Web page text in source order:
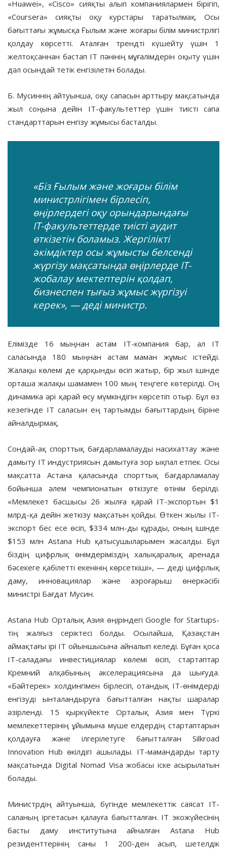
«Huawei», «Cisco» сияқты алып компаниялармен бірігіп,
«Coursera» сияқты оқу курстары таратылмақ. Осы
бағыттағы жұмысқа Ғылым және жоғары білім министрлігі
қолдау көрсетті. Аталған трендті күшейту үшін 1
желтоқсаннан бастап ІТ пәнінің мұғалімдерін оқыту үшін
дәл осындай тетік енгізілетін болады.
Б. Мусиннің айтуынша, оқу сапасын арттыру мақсатында
жыл соңына дейін ІТ-факультеттер үшін тиісті сапа
стандарттарын енгізу жұмысы басталды.
«Біз Ғылым және жоғары білім
министрлігімен бірлесіп,
өңірлердегі оқу орындарындағы
IT-факультеттерде тиісті аудит
өткізетін боламыз. Жергілікті
әкімдіктер осы жұмысты белсенді
жүргізу мақсатында өңірлерде IT-
жобалау мектептерін қолдап,
бизнеспен тығыз жұмыс жүргізуі
керек», — деді министр.
Елімізде 16 мыңнан астам ІТ-компания бар, ал ІТ
саласында 180 мыңнан астам маман жұмыс істейді.
Жалақы көлемі де қарқынды өсіп жатыр, бір жыл ішінде
орташа жалақы шамамен 100 мың теңгеге көтерілді. Оң
динамика әрі қарай өсу мүмкіндігін көрсетіп отыр. Бұл өз
кезегінде ІТ саласын ең тартымды бағыттардың біріне
айналдырмақ.
Сондай-ақ спорттық бағдарламалауды насихаттау және
дамыту IT индустриясын дамытуға зор ықпал етпек. Осы
мақсатта Астана қаласында спорттық бағдарламалау
бойынша әлем чемпионатын өткізуге өтінім берілді.
«Мемлекет басшысы 26 жылға қарай IT-экспортын $1
млрд-қа дейін жеткізу мақсатын қойды. Өткен жылы IT-
экспорт бес есе өсіп, $334 млн-ды құрады, оның ішінде
$153 млн Astana Hub қатысушыларымен жасалды. Бұл
біздің цифрлық өнімдеріміздің халықаралық аренада
бәсекеге қабілетті екенінің көрсеткіші», — деді цифрлық
даму, инновациялар және аэроғарыш өнеркәсібі
министрі Бағдат Мусин.
Astana Hub Орталық Азия өңіріндегі Google for Startups-
тің жалғыз серіктесі болды. Осылайша, Қазақстан
аймақтағы ірі IT ойыншысына айналып келеді. Бұған қоса
IT-саладағы инвестициялар көлемі өсіп, стартаптар
Кремний алқабының акселерациясына да шығуда.
«Бәйтерек» холдингімен бірлесіп, отандық ІТ-өнімдерді
енгізуді ынталандыруға бағытталған нақты шаралар
әзірленді. 15 қыркүйекте Орталық Азия мен Түркі
мемлекеттерінің ұйымына мүше елдердің стартаптарын
қолдауға және ілгерілетуге бағытталған Silkroad
Innovation Hub өкілдігі ашылады. IT-мамандарды тарту
мақсатында Digital Nomad Visa жобасы іске асырылатын
болады.
Министрдің айтуынша, бүгінде мемлекеттік саясат IT-
саланың іргетасын қалауға бағытталған. IT экожүйесінің
басты даму институтына айналған Astana Hub
резиденттерінің саны 1 200-ден асып, шетелдік